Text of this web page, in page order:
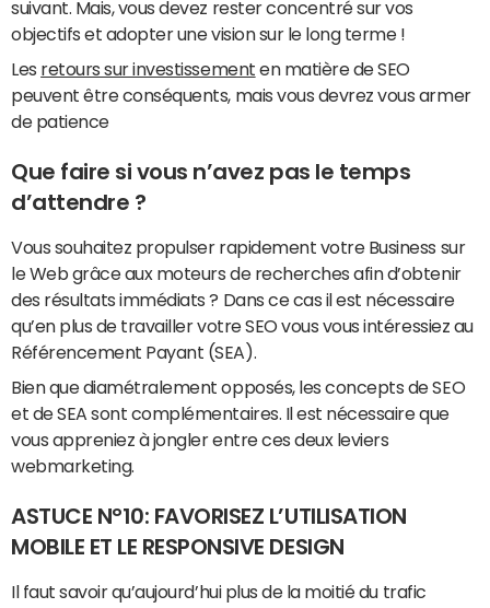
suivant. Mais, vous devez rester concentré sur vos
objectifs et adopter une vision sur le long terme !
Les retours sur investissement en matière de SEO
peuvent être conséquents, mais vous devrez vous armer
de patience
Que faire si vous n’avez pas le temps
d’attendre ?
Vous souhaitez propulser rapidement votre Business sur
le Web grâce aux moteurs de recherches afin d’obtenir
des résultats immédiats ? Dans ce cas il est nécessaire
qu’en plus de travailler votre SEO vous vous intéressiez au
Référencement Payant (SEA).
Bien que diamétralement opposés, les concepts de SEO
et de SEA sont complémentaires. Il est nécessaire que
vous appreniez à jongler entre ces deux leviers
webmarketing.
ASTUCE N°10: FAVORISEZ L’UTILISATION
MOBILE ET LE RESPONSIVE DESIGN
Il faut savoir qu’aujourd’hui plus de la moitié du trafic